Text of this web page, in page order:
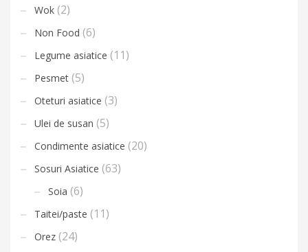
Wok (2)
Non Food (6)
Legume asiatice (11)
Pesmet (5)
Oteturi asiatice (3)
Ulei de susan (5)
Condimente asiatice (20)
Sosuri Asiatice (63)
Soia (6)
Taitei/paste (11)
Orez (24)